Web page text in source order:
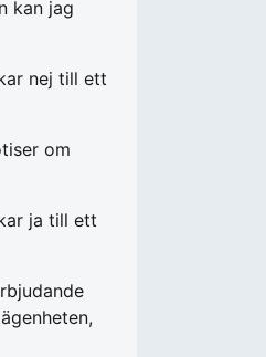
kan jag
nej till ett
om
ja till ett